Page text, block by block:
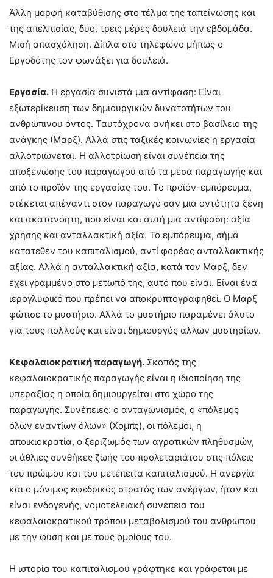
Άλλη μορφή καταβύθισης στο τέλμα της ταπείνωσης και
της απελπισίας, δύο, τρεις μέρες δουλειά την εβδομάδα.
Μισή απασχόληση. Δίπλα στο τηλέφωνο μήπως ο
Εργοδότης τον φωνάξει για δουλειά.
Εργασία. Η εργασία συνιστά μια αντίφαση: Είναι
εξωτερίκευση των δημιουργικών δυνατοτήτων του
ανθρώπινου όντος. Ταυτόχρονα ανήκει στο βασίλειο της
ανάγκης (Μαρξ). Αλλά στις ταξικές κοινωνίες η εργασία
αλλοτριώνεται. Η αλλοτρίωση είναι συνέπεια της
αποξένωσης του παραγωγού από τα μέσα παραγωγής και
από το προϊόν της εργασίας του. Το προϊόν-εμπόρευμα,
στέκεται απέναντι στον παραγωγό σαν μια οντότητα ξένη
και ακατανόητη, που είναι και αυτή μια αντίφαση: αξία
χρήσης και ανταλλακτική αξία. Το εμπόρευμα, σήμα
κατατεθέν του καπιταλισμού, αντί φορέας ανταλλακτικής
αξίας. Αλλά η ανταλλακτική αξία, κατά τον Μαρξ, δεν
έχει γραμμένο στο μέτωπό της, αυτό που είναι. Είναι ένα
ιερογλυφικό που πρέπει να αποκρυπτογραφηθεί. Ο Μαρξ
φώτισε το μυστήριο. Αλλά το μυστήριο παραμένει άλυτο
για τους πολλούς και είναι δημιουργός άλλων μυστηρίων.
Κεφαλαιοκρατική παραγωγή. Σκοπός της
κεφαλαιοκρατικής παραγωγής είναι η ιδιοποίηση της
υπεραξίας η οποία δημιουργείται στο χώρο της
παραγωγής. Συνέπειες: ο ανταγωνισμός, ο «πόλεμος
όλων εναντίων όλων» (Χομπς), οι πόλεμοι, η
αποικιοκρατία, ο ξεριζωμός των αγροτικών πληθυσμών,
οι άθλιες συνθήκες ζωής του προλεταριάτου στις πόλεις
του πρώιμου και του μετέπειτα καπιταλισμού. Η ανεργία
και ο μόνιμος εφεδρικός στρατός των ανέργων, ήταν και
είναι ενδογενής, νομοτελειακή συνέπεια του
κεφαλαιοκρατικού τρόπου μεταβολισμού του ανθρώπου
με την φύση και με τους ομοίους του.
Η ιστορία του καπιταλισμού γράφτηκε και γράφεται με